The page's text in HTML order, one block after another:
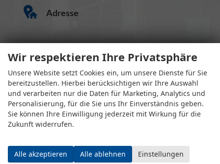
Adresse
Eugen-Rosner-Str. 16
83278 Traunstein
Öffnungszeiten
Wir respektieren Ihre Privatsphäre
Unsere Website setzt Cookies ein, um unsere Dienste für Sie
bereitzustellen. Hierbei berücksichtigen wir Ihre Auswahl
und verarbeiten nur die Daten für Marketing, Analytics und
Personalisierung, für die Sie uns Ihr Einverständnis geben.
Sie können Ihre Einwilligung jederzeit mit Wirkung für die
Zukunft widerrufen.
Alle akzeptieren Alle ablehnen Einstellungen